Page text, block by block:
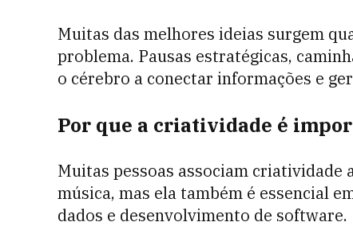
Muitas das melhores ideias surgem
problema. Pausas estratégicas,
o cérebro a conectar informações e
Por que a criatividade é
Muitas pessoas associam criatividade
música, mas ela também é essencial
dados e desenvolvimento de software.